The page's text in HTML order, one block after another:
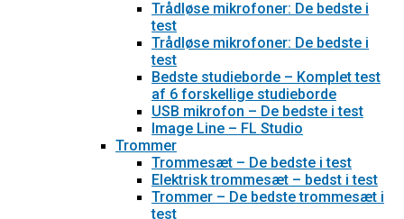
Trådløse mikrofoner: De bedste i
test
Trådløse mikrofoner: De bedste i
test
Bedste studieborde – Komplet test
af 6 forskellige studieborde
USB mikrofon – De bedste i test
Image Line – FL Studio
Trommer
Trommesæt – De bedste i test
Elektrisk trommesæt – bedst i test
Trommer – De bedste trommesæt i
test